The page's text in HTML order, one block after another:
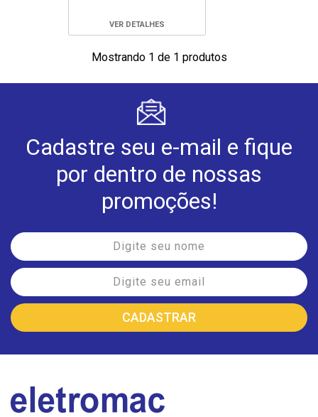
VER DETALHES
Mostrando 1 de 1 produtos
Cadastre seu e-mail e fique
por dentro de nossas
promoções!